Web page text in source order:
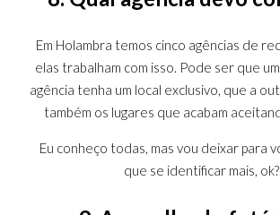
Em Holambra temos cinco agências de
elas trabalham com isso. Pode ser que
agência tenha um local exclusivo, que a
também os lugares que acabam
Eu conheço todas, mas vou deixar para
que se identificar mais, ok?